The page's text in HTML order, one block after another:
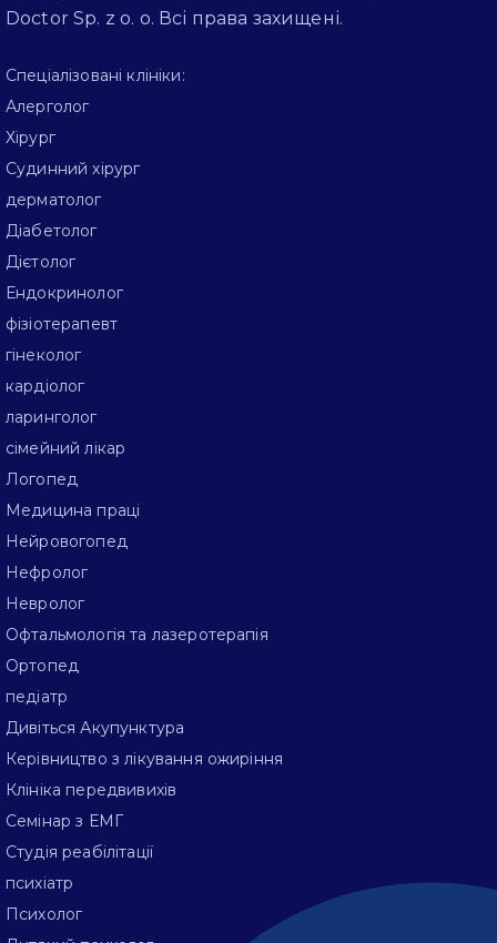
Doctor Sp. z o. o. Всі права захищені.
Спеціалізовані клініки:
Алерголог
Хірург
Судинний хірург
дерматолог
Діабетолог
Дієтолог
Ендокринолог
фізіотерапевт
гінеколог
кардіолог
ларинголог
сімейний лікар
Логопед
Медицина праці
Нейровогопед
Нефролог
Невролог
Офтальмологія та лазеротерапія
Ортопед
педіатр
Дивіться Акупунктура
Керівництво з лікування ожиріння
Клініка передвивихів
Семінар з ЕМГ
Студія реабілітації
психіатр
Психолог